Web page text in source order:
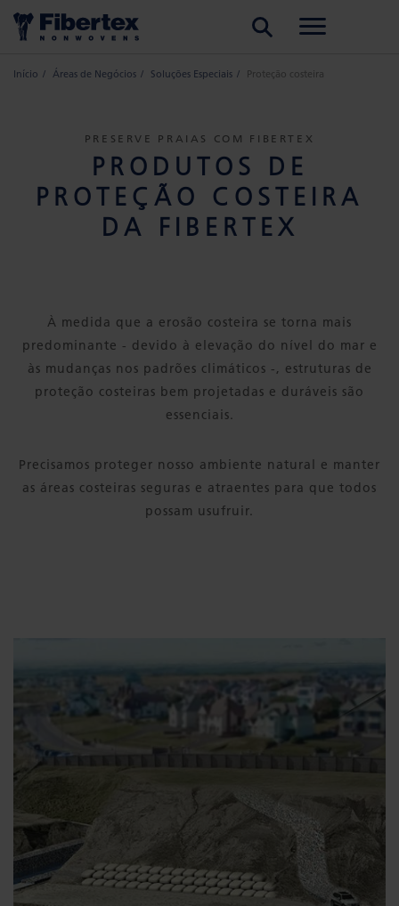
Início Áreas de Negócios Soluções Especiais Proteção costeira
PRESERVE PRAIAS COM FIBERTEX
PRODUTOS DE
PROTEÇÃO COSTEIRA
DA FIBERTEX
À medida que a erosão costeira se torna mais
predominante - devido à elevação do nível do mar e
às mudanças nos padrões climáticos -, estruturas de
proteção costeiras bem projetadas e duráveis ​​são
essenciais.
Precisamos proteger nosso ambiente natural e manter
as áreas costeiras seguras e atraentes para que todos
possam usufruir.